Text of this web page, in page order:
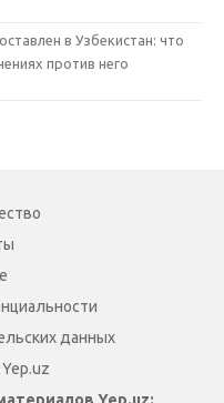
в Узбекистан: что
против него
данных